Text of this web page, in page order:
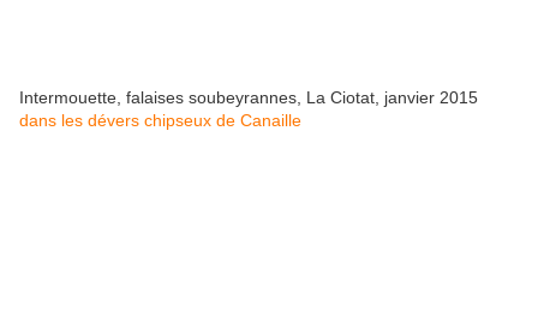
Intermouette, falaises soubeyrannes, La Ciotat, janvier 2015
dans les dévers chipseux de Canaille